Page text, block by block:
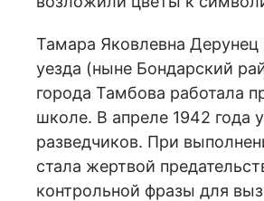
Тамара Яковлевна Дерунец
уезда (ныне Бондарский
города Тамбова работала
школе. В апреле 1942 года
разведчиков. При
стала жертвой
контрольной фразы для